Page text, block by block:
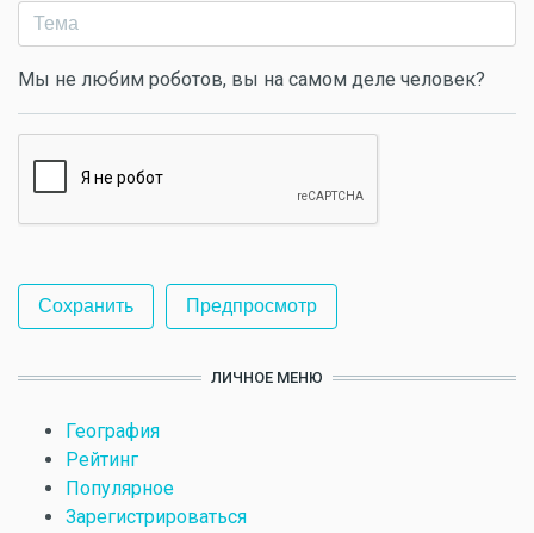
Мы не любим роботов, вы на самом деле человек?
ЛИЧНОЕ МЕНЮ
География
Рейтинг
Популярное
Зарегистрироваться